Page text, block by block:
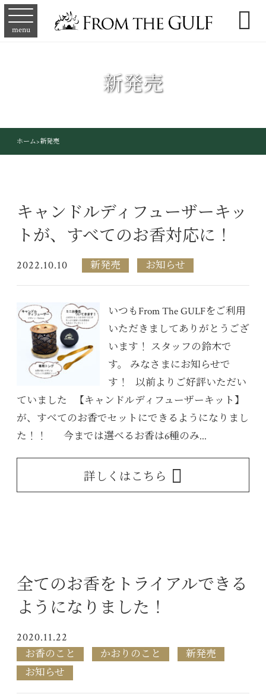
menu 
新発売
ホーム>新発売
キャンドルディフューザーキッ
トが、すべてのお香対応に！
2022.10.10 新発売 お知らせ
いつもFrom The GULFをご利用
いただきましてありがとうござ
います！ スタッフの鈴木で
す。 みなさまにお知らせで
す！ 以前よりご好評いただい
ていました 【キャンドルディフューザーキット】
が、すべてのお香でセットにできるようになりまし
た！！ 今までは選べるお香は6種のみ...
詳しくはこちら
全てのお香をトライアルできる
ようになりました！
2020.11.22
お香のこと かおりのこと
新発売
お知らせ